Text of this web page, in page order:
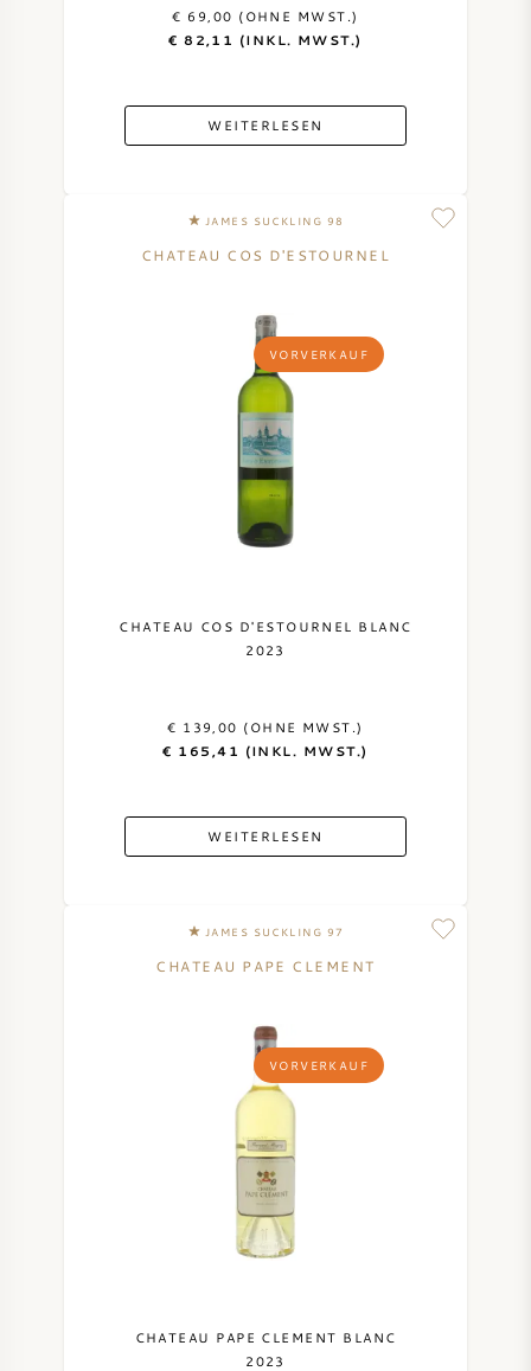
€ 69,00 (OHNE MWST.)
€ 82,11 (INKL. MWST.)
WEITERLESEN
JAMES SUCKLING 98
VORVERKAUF
CHATEAU COS D'ESTOURNEL
CHATEAU COS D'ESTOURNEL BLANC
2023
€ 139,00 (OHNE MWST.)
€ 165,41 (INKL. MWST.)
WEITERLESEN
JAMES SUCKLING 97
VORVERKAUF
CHATEAU PAPE CLEMENT
CHATEAU PAPE CLEMENT BLANC
2023